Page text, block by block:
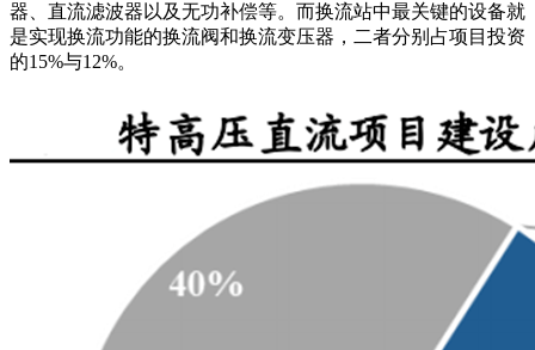
器、直流滤波器以及无功补偿等。而换流站中最关键的设备就
是实现换流功能的换流阀和换流变压器，二者分别占项目投资
的15%与12%。